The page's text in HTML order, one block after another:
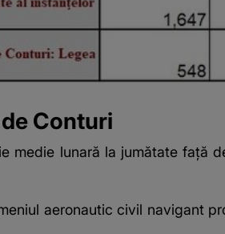
Conturi
medie lunară la jumătate față
aeronautic civil navigant